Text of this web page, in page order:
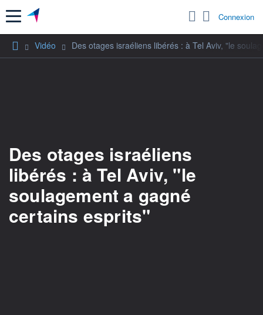
Menu Connexion
Vidéo Des otages israéliens libérés : à Tel Aviv, "le
Des otages israéliens
libérés : à Tel Aviv, "le
soulagement a gagné
certains esprits"